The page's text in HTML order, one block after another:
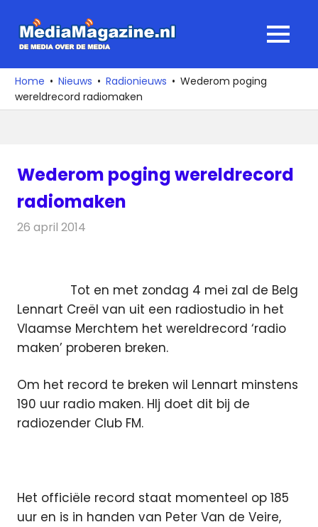
naar
media
over
de
MENU
Home Nieuws Radionieuws
Wederom poging
wereldrecord radiomaken
Wederom poging wereldrecord
radiomaken
26 april 2014
Tot en met zondag 4 mei zal de Belg
Lennart Creël van uit een radiostudio in het
Vlaamse Merchtem het wereldrecord ‘radio
maken’ proberen breken.
Om het record te breken wil Lennart minstens
190 uur radio maken. HIj doet dit bij de
radiozender Club FM.
Het officiële record staat momenteel op 185
uur en is in handen van Peter Van de Veire,